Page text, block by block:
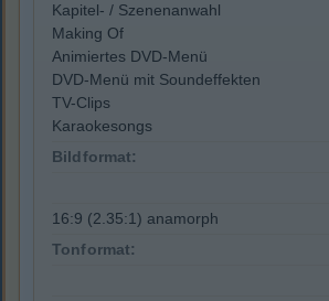
Kapitel- / Szenenanwahl
Making Of
Animiertes DVD-Menü
DVD-Menü mit Soundeffekten
TV-Clips
Karaokesongs
Bildformat:
16:9 (2.35:1) anamorph
Tonformat: